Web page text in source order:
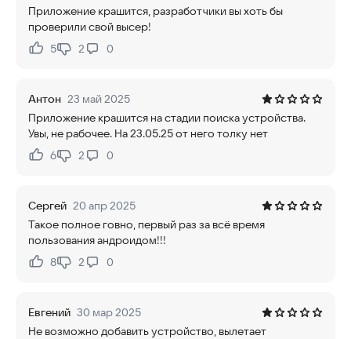
Приложение крашится, разработчики вы хоть бы
проверили свой высер!
Нравится:
5Не нравится:
2 0
Антон 23 май 2025
Приложение крашится на стадии поиска устройства.
Увы, не рабочее. На 23.05.25 от него толку нет
Нравится:
6Не нравится:
2 0
Сергей 20 апр 2025
Такое полное говно, первый раз за всё время
пользования андроидом!!!
Нравится:
8Не нравится:
2 0
Евгений 30 мар 2025
Не возможно добавить устройство, вылетает